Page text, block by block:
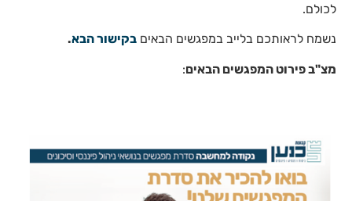
לכולם.
נשמח לראותכם בלייב במפגשים הבאים בקישור הבא.
מצ"ב פירוט המפגשים הבאים: